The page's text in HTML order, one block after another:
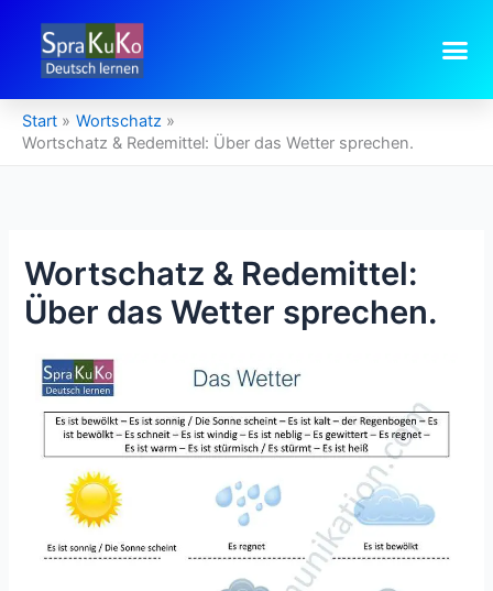
springen
Start
Wortschatz
Wortschatz & Redemittel: Über das Wetter sprechen.
Wortschatz & Redemittel:
Über das Wetter sprechen.